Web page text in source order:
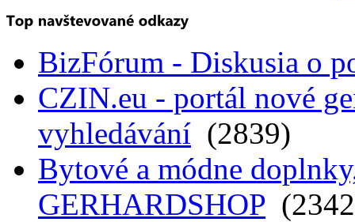
BizFórum - Diskusia o
CZIN.eu - portál nové
vyhledávání (2839)
Bytové a módne
GERHARDSHOP